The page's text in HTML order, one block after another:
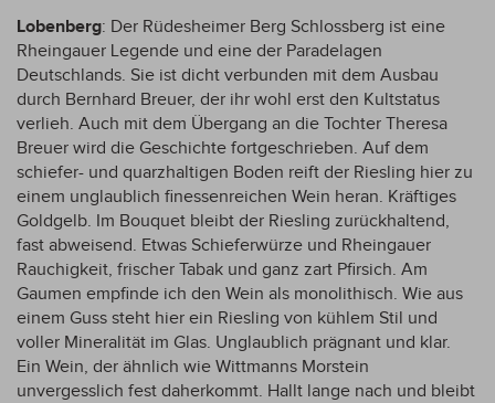
Lobenberg: Der Rüdesheimer Berg Schlossberg ist eine
Rheingauer Legende und eine der Paradelagen
Deutschlands. Sie ist dicht verbunden mit dem Ausbau
durch Bernhard Breuer, der ihr wohl erst den Kultstatus
verlieh. Auch mit dem Übergang an die Tochter Theresa
Breuer wird die Geschichte fortgeschrieben. Auf dem
schiefer- und quarzhaltigen Boden reift der Riesling hier zu
einem unglaublich finessenreichen Wein heran. Kräftiges
Goldgelb. Im Bouquet bleibt der Riesling zurückhaltend,
fast abweisend. Etwas Schieferwürze und Rheingauer
Rauchigkeit, frischer Tabak und ganz zart Pfirsich. Am
Gaumen empfinde ich den Wein als monolithisch. Wie aus
einem Guss steht hier ein Riesling von kühlem Stil und
voller Mineralität im Glas. Unglaublich prägnant und klar.
Ein Wein, der ähnlich wie Wittmanns Morstein
unvergesslich fest daherkommt. Hallt lange nach und bleibt